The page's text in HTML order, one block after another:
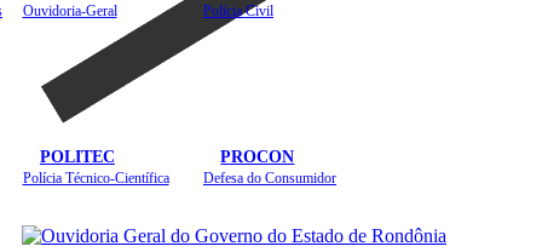
Ouvidoria-Geral Polícia Civil
POLITEC
Polícia Técnico-Científica
PROCON
Defesa do Consumidor